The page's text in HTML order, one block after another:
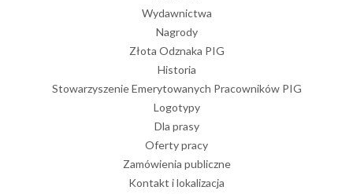
Wydawnictwa
Nagrody
Złota Odznaka PIG
Historia
Stowarzyszenie Emerytowanych Pracowników PIG
Logotypy
Dla prasy
Oferty pracy
Zamówienia publiczne
Kontakt i lokalizacja